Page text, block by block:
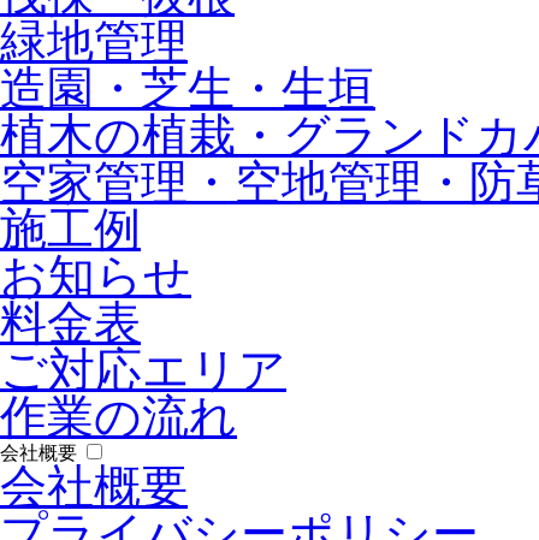
緑地管理
造園・芝生・生垣
植木の植栽・グランドカ
空家管理・空地管理・防
施工例
お知らせ
料金表
ご対応エリア
作業の流れ
会社概要
会社概要